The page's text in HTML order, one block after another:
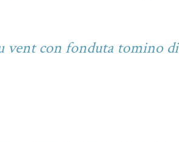
vent con fonduta tomino di